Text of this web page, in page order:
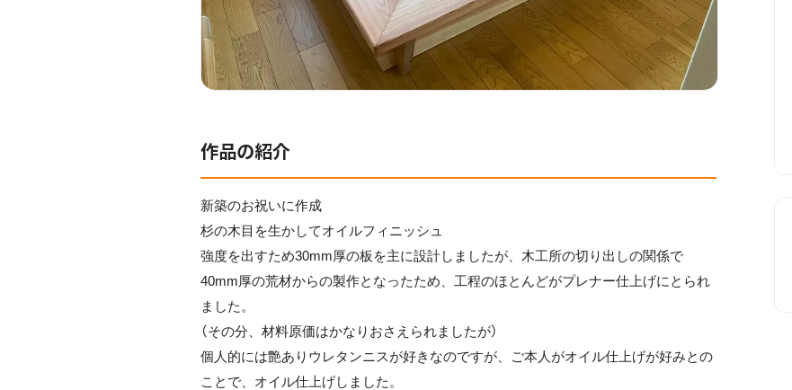
作品の紹介
新築のお祝いに作成
杉の木目を生かしてオイルフィニッシュ
強度を出すため30mm厚の板を主に設計しましたが、木工所の切り出しの関係で
40mm厚の荒材からの製作となったため、工程のほとんどがプレナー仕上げにとられ
ました。
（その分、材料原価はかなりおさえられましたが）
個人的には艶ありウレタンニスが好きなのですが、ご本人がオイル仕上げが好みとの
ことで、オイル仕上げしました。